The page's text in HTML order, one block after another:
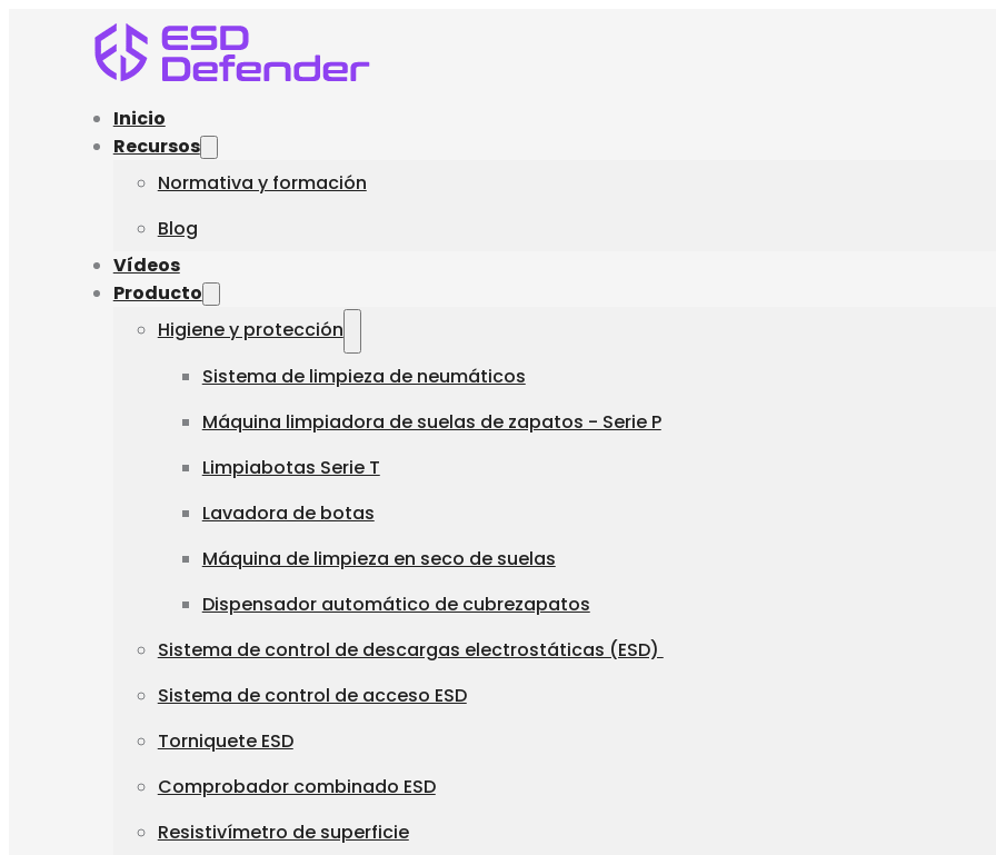
Inicio
Recursos
Normativa y formación
Blog
Vídeos
Producto
Higiene y protección
Sistema de limpieza de neumáticos
Máquina limpiadora de suelas de zapatos - Serie P
Limpiabotas Serie T
Lavadora de botas
Máquina de limpieza en seco de suelas
Dispensador automático de cubrezapatos
Sistema de control de descargas electrostáticas (ESD)
Sistema de control de acceso ESD
Torniquete ESD
Comprobador combinado ESD
Resistivímetro de superficie